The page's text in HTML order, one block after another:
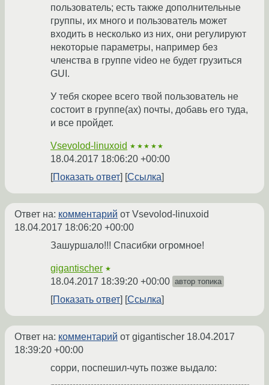
пользователь; есть также дополнительные
группы, их много и пользователь может
входить в несколько из них, они регулируют
некоторые параметры, например без
членства в группе video не будет грузиться
GUI.
У тебя скорее всего твой пользователь не
состоит в группе(ах) почты, добавь его туда,
и все пройдет.
Vsevolod-linuxoid ★★★★★
18.04.2017 18:06:20 +00:00
Показать ответ
Ссылка
Ответ на: комментарий от Vsevolod-linuxoid
18.04.2017 18:06:20 +00:00
Зашуршало!!! Спасибки огромное!
gigantischer ★
18.04.2017 18:39:20 +00:00 автор топика
Показать ответ Ссылка
Ответ на: комментарий от gigantischer 18.04.2017
18:39:20 +00:00
сорри, поспешил-чуть позже выдало: